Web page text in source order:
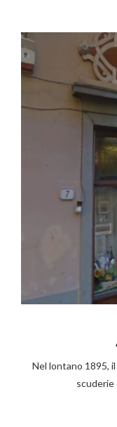
Nel lontano 1895,
scuderie